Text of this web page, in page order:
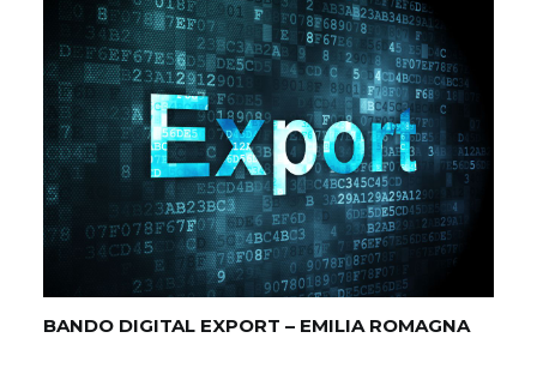
BANDO DIGITAL EXPORT – EMILIA ROMAGNA